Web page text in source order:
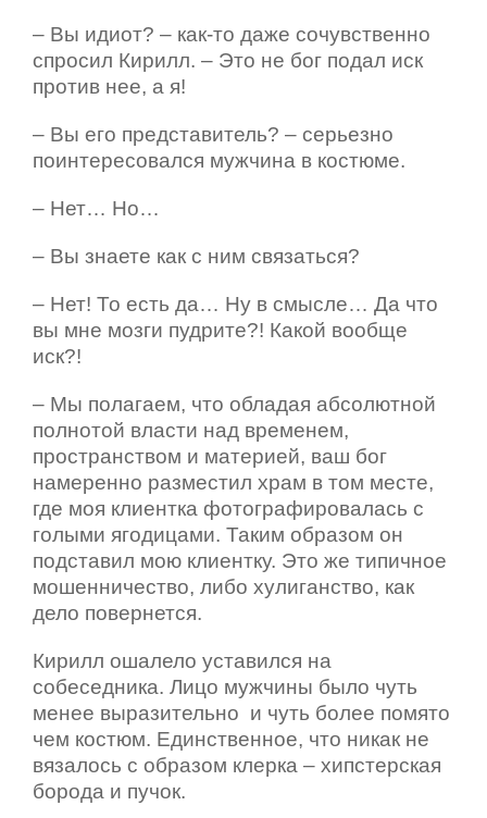
– Вы идиот? – как-то даже сочувственно
спросил Кирилл. – Это не бог подал иск
против нее, а я!
– Вы его представитель? – серьезно
поинтересовался мужчина в костюме.
– Нет… Но…
– Вы знаете как с ним связаться?
– Нет! То есть да… Ну в смысле… Да что
вы мне мозги пудрите?! Какой вообще
иск?!
– Мы полагаем, что обладая абсолютной
полнотой власти над временем,
пространством и материей, ваш бог
намеренно разместил храм в том месте,
где моя клиентка фотографировалась с
голыми ягодицами. Таким образом он
подставил мою клиентку. Это же типичное
мошенничество, либо хулиганство, как
дело повернется.
Кирилл ошалело уставился на
собеседника. Лицо мужчины было чуть
менее выразительно и чуть более помято
чем костюм. Единственное, что никак не
вязалось с образом клерка – хипстерская
борода и пучок.